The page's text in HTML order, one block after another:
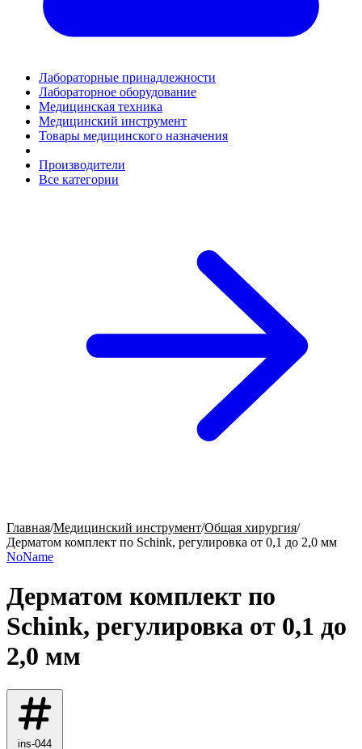
Лабораторные принадлежности
Лабораторное оборудование
Медицинская техника
Медицинский инструмент
Товары медицинского назначения
Производители
Все категории
Главная/Медицинский инструмент/Общая хирургия/
Дерматом комплект по Schink, регулировка от 0,1 до 2,0 мм
NoName
Дерматом комплект по
Schink, регулировка от 0,1 до
2,0 мм
ins-044